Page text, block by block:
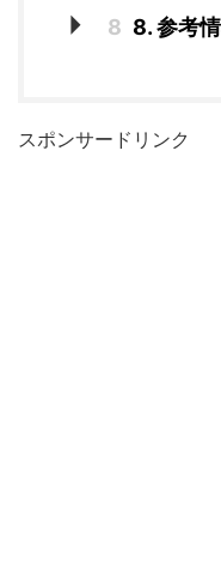
8 8. 参考
スポンサードリンク